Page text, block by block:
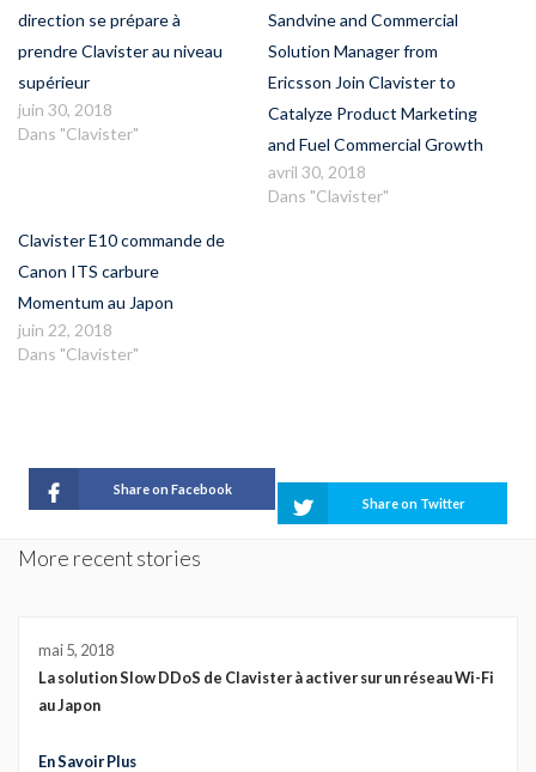
direction se prépare à
prendre Clavister au niveau
supérieur
juin 30, 2018
Dans "Clavister"
Sandvine and Commercial
Solution Manager from
Ericsson Join Clavister to
Catalyze Product Marketing
and Fuel Commercial Growth
avril 30, 2018
Dans "Clavister"
Clavister E10 commande de
Canon ITS carbure
Momentum au Japon
juin 22, 2018
Dans "Clavister"
Share on Facebook
Share on Twitter
More recent stories
mai 5, 2018
La solution Slow DDoS de Clavister à activer sur un réseau Wi-Fi
au Japon
En Savoir Plus